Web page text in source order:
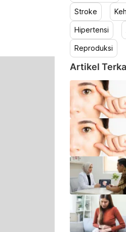
Stroke
Hipertensi
Reproduksi
Artikel